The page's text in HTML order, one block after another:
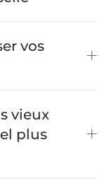
vos
vieux
plus